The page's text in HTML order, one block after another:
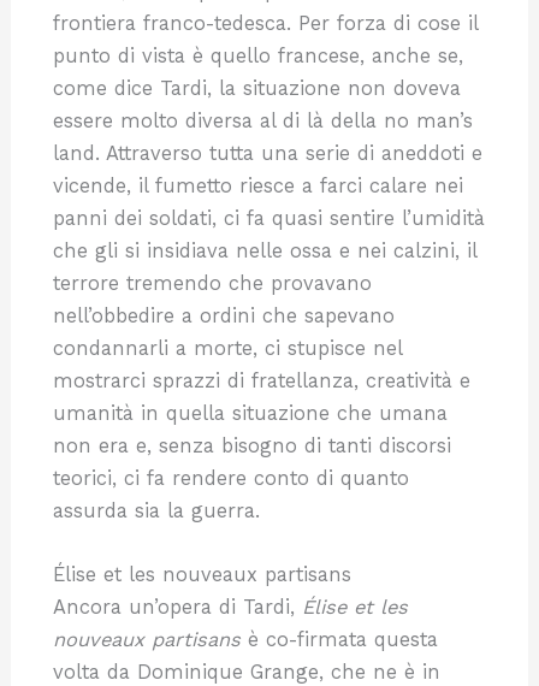
frontiera franco-tedesca. Per forza di cose il
punto di vista è quello francese, anche se,
come dice Tardi, la situazione non doveva
essere molto diversa al di là della no man’s
land. Attraverso tutta una serie di aneddoti e
vicende, il fumetto riesce a farci calare nei
panni dei soldati, ci fa quasi sentire l’umidità
che gli si insidiava nelle ossa e nei calzini, il
terrore tremendo che provavano
nell’obbedire a ordini che sapevano
condannarli a morte, ci stupisce nel
mostrarci sprazzi di fratellanza, creatività e
umanità in quella situazione che umana
non era e, senza bisogno di tanti discorsi
teorici, ci fa rendere conto di quanto
assurda sia la guerra.
Élise et les nouveaux partisans
Ancora un’opera di Tardi, Élise et les
nouveaux partisansè co-firmata questa
volta da Dominique Grange, che ne è in